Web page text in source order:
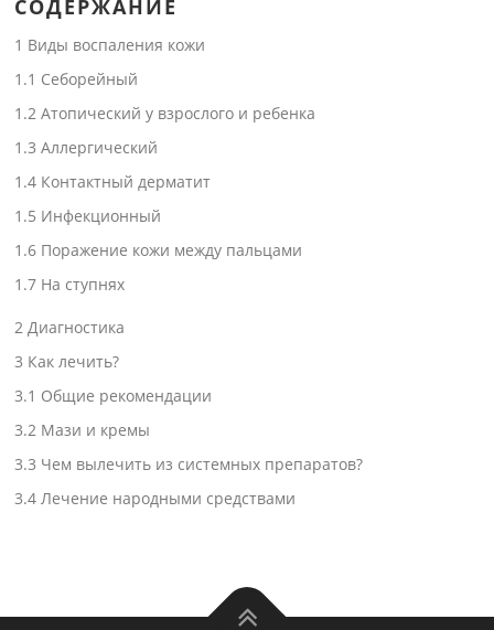
СОДЕРЖАНИЕ
1 Виды воспаления кожи
1.1 Себорейный
1.2 Атопический у взрослого и ребенка
1.3 Аллергический
1.4 Контактный дерматит
1.5 Инфекционный
1.6 Поражение кожи между пальцами
1.7 На ступнях
2 Диагностика
3 Как лечить?
3.1 Общие рекомендации
3.2 Мази и кремы
3.3 Чем вылечить из системных препаратов?
3.4 Лечение народными средствами